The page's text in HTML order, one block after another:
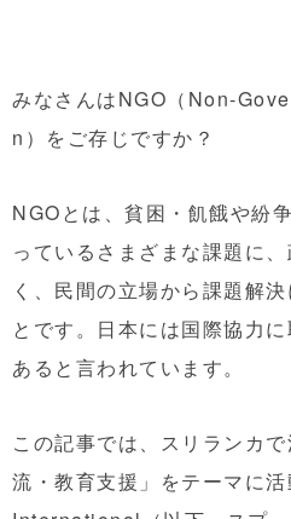
みなさんはNGO（Non-
n）をご存じですか？
NGOとは、貧困・飢餓や紛
っているさまざまな課題に
く、民間の立場から課題解
とです。日本には国際協力
あると言われています。
この記事では、スリランカ
流・教育支援」をテーマに